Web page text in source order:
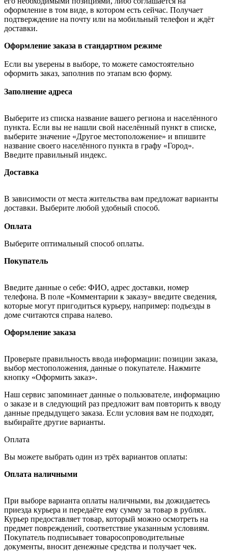
оформление в том виде, в котором есть сейчас. Получает
подтверждение на почту или на мобильный телефон и ждёт
доставки.
Оформление заказа в стандартном режиме
Если вы уверены в выборе, то можете самостоятельно
оформить заказ, заполнив по этапам всю форму.
Заполнение адреса
Выберите из списка название вашего региона и населённого
пункта. Если вы не нашли свой населённый пункт в списке,
выберите значение «Другое местоположение» и впишите
название своего населённого пункта в графу «Город».
Введите правильный индекс.
Доставка
В зависимости от места жительства вам предложат варианты
доставки. Выберите любой удобный способ.
Оплата
Выберите оптимальный способ оплаты.
Покупатель
Введите данные о себе: ФИО, адрес доставки, номер
телефона. В поле «Комментарии к заказу» введите сведения,
которые могут пригодиться курьеру, например: подъезды в
доме считаются справа налево.
Оформление заказа
Проверьте правильность ввода информации: позиции заказа,
выбор местоположения, данные о покупателе. Нажмите
кнопку «Оформить заказ».
Наш сервис запоминает данные о пользователе, информацию
о заказе и в следующий раз предложит вам повторить к вводу
данные предыдущего заказа. Если условия вам не подходят,
выбирайте другие варианты.
Оплата
Вы можете выбрать один из трёх вариантов оплаты:
Оплата наличными
При выборе варианта оплаты наличными, вы дожидаетесь
приезда курьера и передаёте ему сумму за товар в рублях.
Курьер предоставляет товар, который можно осмотреть на
предмет повреждений, соответствие указанным условиям.
Покупатель подписывает товаросопроводительные
документы, вносит денежные средства и получает чек.